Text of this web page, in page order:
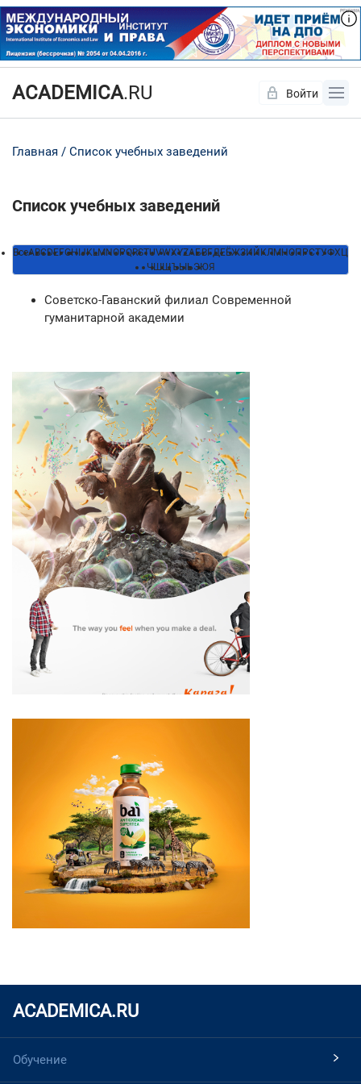
ACADEMICA.RU Войти
Главная Список учебных заведений
Список учебных заведений
ВсеABC DEFGH JKLM NOPQRSTUVWXYZАБВГДЕЁЖЗИ Й КЛМ НОП РСТУФХ Ц
ЧШЩЪЫ ЬЭЮЯ
Советско-Гаванский филиал Современной
гуманитарной академии
ACADEMICA.RU
Обучение
Да Нет